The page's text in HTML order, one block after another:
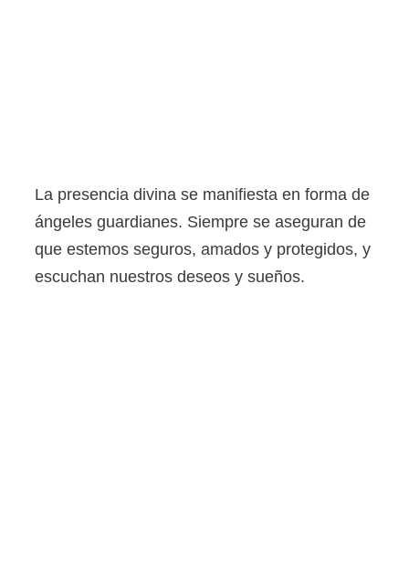
La presencia divina se manifiesta en forma de
ángeles guardianes. Siempre se aseguran de
que estemos seguros, amados y protegidos, y
escuchan nuestros deseos y sueños.